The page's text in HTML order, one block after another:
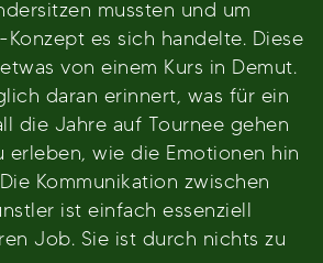
mussten und um
es sich handelte. Diese
von einem Kurs in Demut.
daran erinnert, was für ein
die Jahre auf Tournee gehen
erleben, wie die Emotionen hin
Kommunikation zwischen
ist einfach essenziell
Job. Sie ist durch nichts zu